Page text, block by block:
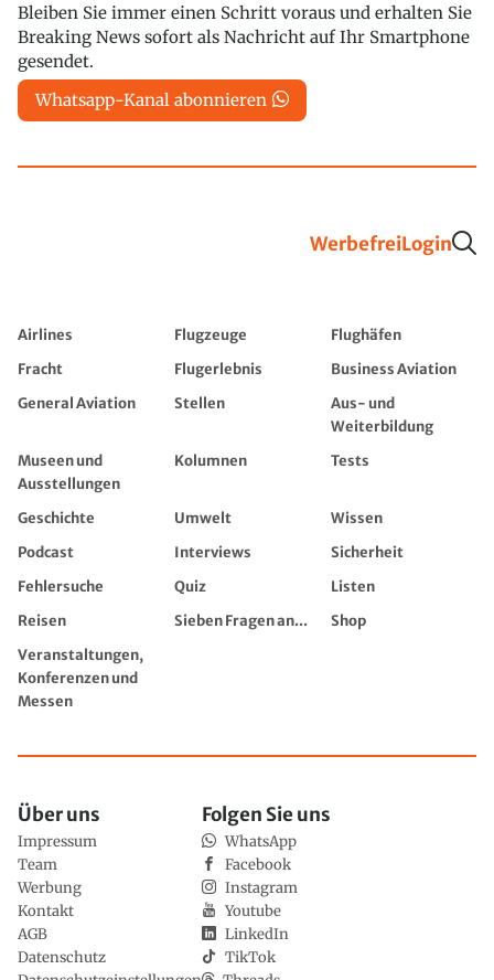
Bleiben Sie immer einen Schritt voraus und erhalten Sie
Breaking News sofort als Nachricht auf Ihr Smartphone
gesendet.
Whatsapp-Kanal abonnieren
WerbefreiLogin
Airlines Flugzeuge
Flughäfen
Fracht
Flugerlebnis
Business Aviation
General Aviation
Stellen
Aus- und
Weiterbildung
Museen und
Ausstellungen
Kolumnen Tests
Geschichte Umwelt
Wissen
Podcast
Interviews
Sicherheit
Fehlersuche
Quiz
Listen
Reisen
Sieben Fragen an...
Shop
Veranstaltungen,
Konferenzen und
Messen
Über uns
Impressum
Team
Werbung
Kontakt
AGB
Datenschutz
Folgen Sie uns
WhatsApp
Facebook
Instagram
Youtube
LinkedIn
TikTok